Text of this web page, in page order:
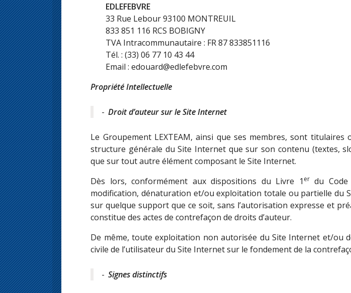
EDLEFEBVRE
33 Rue Lebour 93100 MONTREUIL
833 851 116 RCS BOBIGNY
TVA Intracommunautaire : FR 87 833851116
Tél. : (33) 06 77 10 43 44
Email : edouard@edlefebvre.com
Propriété Intellectuelle
Droit d’auteursur le Site Internet
Le Groupement LEXTEAM, ainsi que ses membres, sont
structure générale du Site Internet que sur son contenu (textes,
que sur tout autre élément composant le Site Internet.
Dès lors, conformément aux dispositions du Livre 1 erdu Code
modification, dénaturation et/ou exploitation totale ou partielle du
sur quelque support que ce soit, sans l’autorisation expresse et
constitue des actes de contrefaçon de droits d’auteur.
De même, toute exploitation non autorisée du Site Internet et/ou
civile de l’utilisateur du Site Internet sur le fondement de la
Signes distinctifs